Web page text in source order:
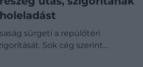
sürgeti a repülőtéri
Sok cég szerint…